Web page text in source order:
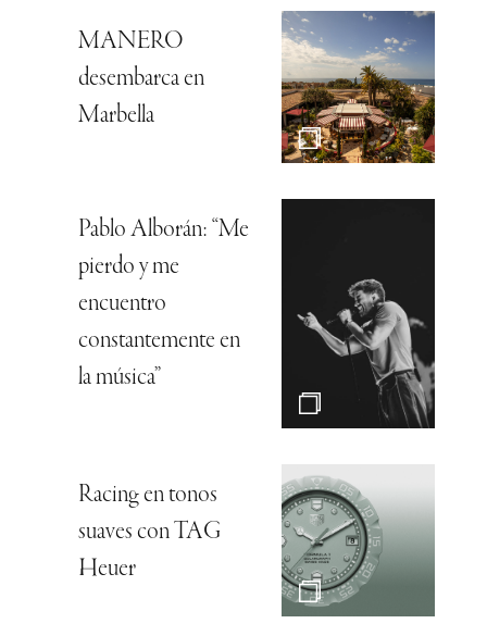
MANERO
desembarca en
Marbella
Pablo Alborán: “Me
pierdo y me
encuentro
constantemente en
la música”
Racing en tonos
suaves con TAG
Heuer